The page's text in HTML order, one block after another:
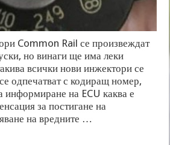
Common Rail се произвеждат
но винаги ще има леки
всички нови инжектори се
одпечатват с кодиращ номер,
информиране на ECU каква е
за постигане на
на вредните …